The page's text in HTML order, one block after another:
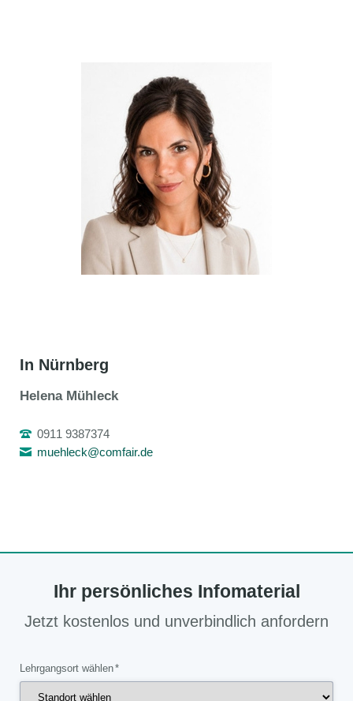
In Nürnberg
Helena Mühleck
0911 9387374
muehleck@comfair.de
Ihr persönliches Infomaterial
Jetzt kostenlos und unverbindlich anfordern
Pflichtfeld
Lehrgangsort wählen*